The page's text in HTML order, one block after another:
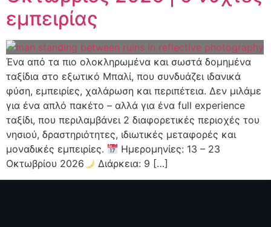
εμπειρίας
Ένα από τα πιο ολοκληρωμένα και σωστά δομημένα
ταξίδια στο εξωτικό Μπαλί, που συνδυάζει ιδανικά
φύση, εμπειρίες, χαλάρωση και περιπέτεια. Δεν μιλάμε
για ένα απλό πακέτο – αλλά για ένα full experience
ταξίδι, που περιλαμβάνει 2 διαφορετικές περιοχές του
νησιού, δραστηριότητες, ιδιωτικές μεταφορές και
μοναδικές εμπειρίες.
Ημερομηνίες: 13 – 23
Οκτωβρίου 2026
Διάρκεια: 9 […]